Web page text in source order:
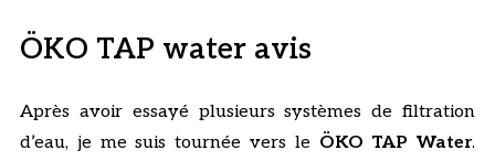
ÖKO TAP water avis
Après avoir essayé plusieurs systèmes de filtration
d’eau, je me suis tournée vers le ÖKO TAP Water.